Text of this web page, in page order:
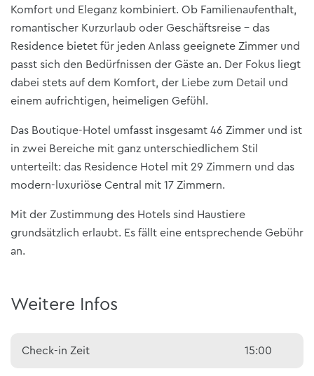
Komfort und Eleganz kombiniert. Ob Familienaufenthalt,
romantischer Kurzurlaub oder Geschäftsreise - das
Residence bietet für jeden Anlass geeignete Zimmer und
passt sich den Bedürfnissen der Gäste an. Der Fokus liegt
dabei stets auf dem Komfort, der Liebe zum Detail und
einem aufrichtigen, heimeligen Gefühl.
Das Boutique-Hotel umfasst insgesamt 46 Zimmer und ist
in zwei Bereiche mit ganz unterschiedlichem Stil
unterteilt: das Residence Hotel mit 29 Zimmern und das
modern-luxuriöse Central mit 17 Zimmern.
Mit der Zustimmung des Hotels sind Haustiere
grundsätzlich erlaubt. Es fällt eine entsprechende Gebühr
an.
Weitere Infos
Check-in Zeit 15:00